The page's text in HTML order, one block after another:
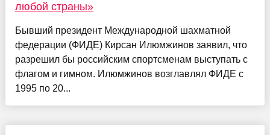
любой страны»
Бывший президент Международной шахматной
федерации (ФИДЕ) Кирсан Илюмжинов заявил, что
разрешил бы российским спортсменам выступать с
флагом и гимном. Илюмжинов возглавлял ФИДЕ с
1995 по 20...